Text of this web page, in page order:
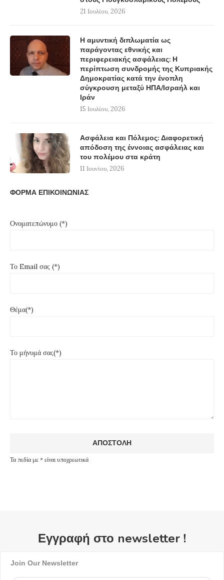
21 Ιουλίου, 2026
Η αμυντική διπλωματία ως
παράγοντας εθνικής και
περιφερειακής ασφάλειας: Η
περίπτωση συνδρομής της Κυπριακής
Δημοκρατίας κατά την ένοπλη
σύγκρουση μεταξύ ΗΠΑ/Ισραήλ και
Ιράν
15 Ιουλίου, 2026
Ασφάλεια και Πόλεμος: Διαφορετική
απόδοση της έννοιας ασφάλειας και
του πολέμου στα κράτη
11 Ιουνίου, 2026
ΦΟΡΜΑ ΕΠΙΚΟΙΝΩΝΙΑΣ
Ονοματεπώνυμο (*)
Το Email σας (*)
Θέμα(*)
Το μήνυμά σας(*)
Τα πεδία με * είναι υποχρεωτικά
Εγγραφή στο newsletter !
Join Our Newsletter